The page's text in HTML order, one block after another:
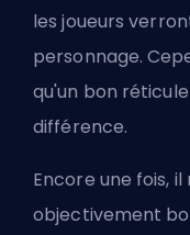
les joueurs
personnage.
qu'un bon
différence.
Encore une fois,
objectivement